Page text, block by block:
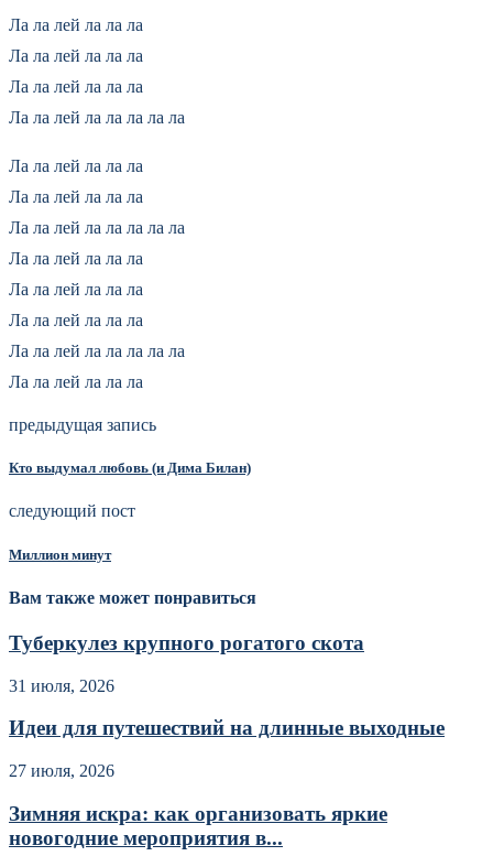
Ла ла лей ла ла ла
Ла ла лей ла ла ла
Ла ла лей ла ла ла
Ла ла лей ла ла ла ла ла
Ла ла лей ла ла ла
Ла ла лей ла ла ла
Ла ла лей ла ла ла ла ла
Ла ла лей ла ла ла
Ла ла лей ла ла ла
Ла ла лей ла ла ла
Ла ла лей ла ла ла ла ла
Ла ла лей ла ла ла
предыдущая запись
Кто выдумал любовь (и Дима Билан)
следующий пост
Миллион минут
Вам также может понравиться
Туберкулез крупного рогатого скота
31 июля, 2026
Идеи для путешествий на длинные выходные
27 июля, 2026
Зимняя искра: как организовать яркие
новогодние мероприятия в...